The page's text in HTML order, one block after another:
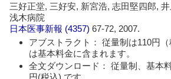
三好正堂, 三好安, 新宮浩, 志田堅四郎,
浅木病院
日本医事新報 (4357)67-72, 2007.
アブストラクト： 従量制は110円
は基本料金に含まれます。
全文ダウンロード： 従量制、基本
円(税込) です。